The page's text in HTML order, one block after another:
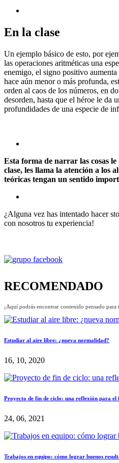
En la clase
Un ejemplo básico de esto, por
las operaciones aritméticas una
enemigo, el signo positivo
hace aún menor o más profunda,
orden al caos de los números, en
desorden, hasta que el héroe le da
profundidades de una especie de
Esta forma de narrar las cosas
clase, les llama la atención a los
teóricas tengan un sentido
¿Alguna vez has intentado hacer
con nosotros tu experiencia!
RECOMENDADO
¡Aquí podrás encontrar contenido pensado para
Estudiar al aire libre: ¿nueva normalidad?
16, 10, 2020
Proyecto de fin de ciclo: una reflexión para el
24, 06, 2021
Trabajos en equipo: cómo lograr buenos